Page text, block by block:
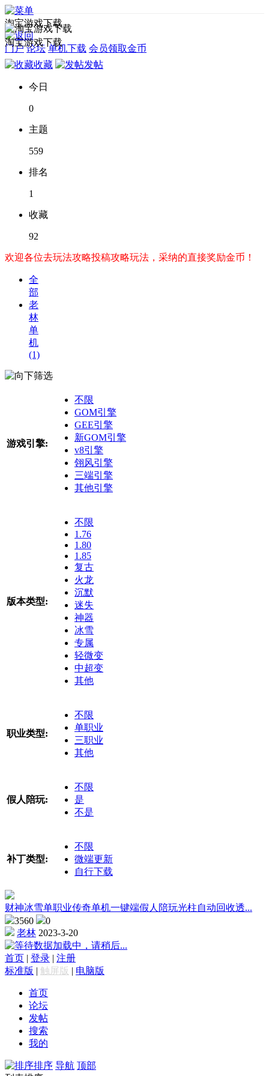
淘宝游戏下载
门户 论坛 单机下载 会员领取金币
淘宝游戏下载
收藏 发帖
今日
0
主题
559
排名
1
收藏
92
欢迎各位去玩法攻略投稿攻略玩法，采纳的直接奖励金币！
全
部
老
林
单
机
(1)
筛选
游戏引擎:
不限
GOM引擎
GEE引擎
新GOM引擎
v8引擎
翎风引擎
三端引擎
其他引擎
版本类型:
不限
1.76
1.80
1.85
复古
火龙
沉默
迷失
神器
冰雪
专属
轻微变
中超变
其他
职业类型:
不限
单职业
三职业
其他
假人陪玩:
不限
是
不是
补丁类型:
不限
微端更新
自行下载
财神冰雪单职业传奇单机一键端假人陪玩光柱自动回收透...
3560
0
老林 2023-3-20
数据加载中，请稍后...
首页 | 登录 | 注册
标准版 | 触屏版 | 电脑版
首页
论坛
发帖
搜索
我的
排序 导航 顶部